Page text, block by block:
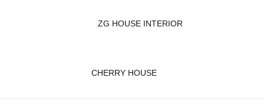
ZG HOUSE INTERIOR
CHERRY HOUSE